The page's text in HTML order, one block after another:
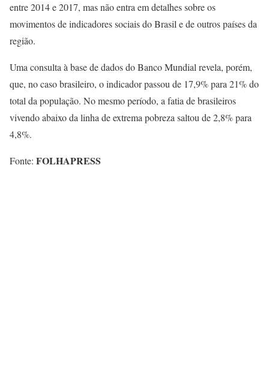
entre 2014 e 2017, mas não entra em detalhes sobre os
movimentos de indicadores sociais do Brasil e de outros países da
região.
Uma consulta à base de dados do Banco Mundial revela, porém,
que, no caso brasileiro, o indicador passou de 17,9% para 21% do
total da população. No mesmo período, a fatia de brasileiros
vivendo abaixo da linha de extrema pobreza saltou de 2,8% para
4,8%.
Fonte: FOLHAPRESS